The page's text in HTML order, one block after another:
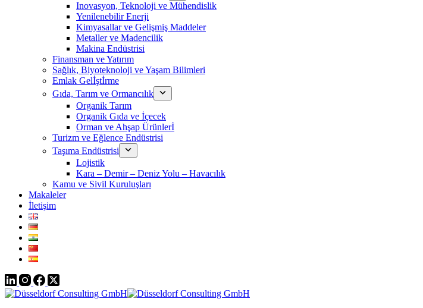
Inovasyon, Teknoloji ve Mühendislik
Yenilenebilir Enerji
Kimyasallar ve Gelişmiş Maddeler
Metaller ve Madencilik
Makina Endüstrisi
Finansman ve Yatırım
Sağlık, Biyoteknoloji ve Yaşam Bilimleri
Emlak Gelİştİrme
Gıda, Tarım ve Ormancılık
Organik Tarım
Organik Gıda ve İçecek
Orman ve Ahşap Ürünlerİ
Turizm ve Eğlence Endüstrisi
Taşıma Endüstrisi
Lojistik
Kara – Demir – Deniz Yolu – Havacılık
Kamu ve Sivil Kuruluşları
Makaleler
İletişim